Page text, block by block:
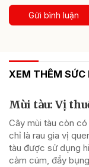
Gửi bình luận
XEM THÊM SỨC
Mùi tàu: Vị
Cây mùi tàu còn
chỉ là rau gia vị
tàu được sử dụng
cảm cúm, đầy